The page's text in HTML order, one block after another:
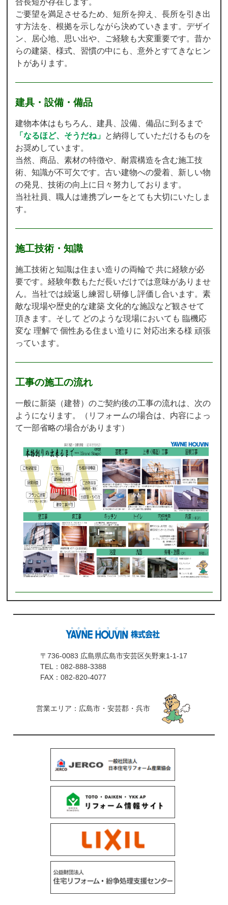
合長短が存在します。
ご要望を満足させるため、短所を抑え、長所を引き出
す方法を、根拠を示しながら決めていきます。デザイ
ン、居心地、思い出や、ご経験も大変重要です。昔か
らの建築、様式、習慣の中にも、意外とすてきなヒン
トがあります。
建具・設備・備品
建物本体はもちろん、建具、設備、備品に到るまで
「なるほど、そうだね」 と納得していただけるものを
お奨めしています。
当然、商品、素材の特徴や、耐震構造を含む施工技
術、知識が不可欠です。古い建物への愛着、新しい物
の発見、技術の向上に日々努力しております。
当社社員、職人は連携プレーをとても大切にいたしま
す。
施工技術・知識
施工技術と知識は住まい造りの両輪で 共に経験が必
要です。経験年数もただ長いだけでは意味がありませ
ん。当社では繰返し練習し研修し評価し合います。素
敵な現場や歴史的な建築 文化的な施設など観させて
頂きます。そして どのような現場においても 臨機応
変な 理解で 個性ある住まい造りに 対応出来る様 頑張
っています。
工事の施工の流れ
一般に新築（建替）のご契約後の工事の流れは、次の
ようになります。（リフォームの場合は、内容によっ
て一部省略の場合があります）
〒736-0083 広島県広島市安芸区矢野東1-1-17
TEL：082-888-3388
FAX：082-820-4077
営業エリア：広島市・安芸郡・呉市